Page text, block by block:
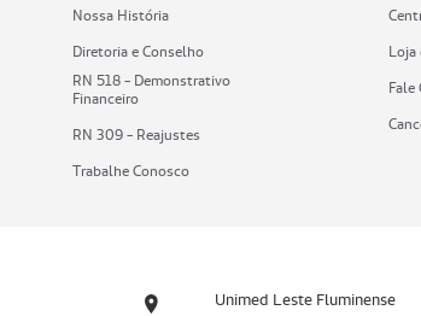
Nossa História
Diretoria e Conselho
RN 518 - Demonstrativo
Financeiro
RN 309 - Reajustes
Trabalhe Conosco
Loja
Fale
Unimed Leste Fluminense